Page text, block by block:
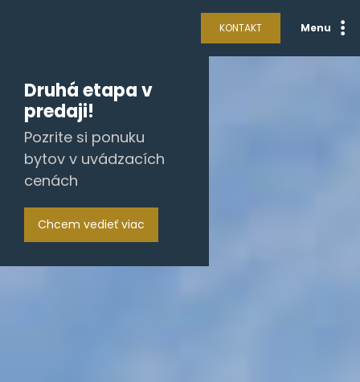
KONTAKT Menu
Druhá etapa v
predaji!
Pozrite si ponuku
bytov v uvádzacích
cenách
Chcem vedieť viac